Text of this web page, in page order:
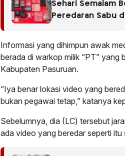
Sehari Semalam
Peredaran Sabu
Informasi yang dihimpun awak
berada di warkop milik “PT”
Kabupaten Pasuruan.
“Iya benar lokasi video yang
bukan pegawai tetap,” katanya
Sebelumnya, dia (LC) tersebut
ada video yang beredar seperti